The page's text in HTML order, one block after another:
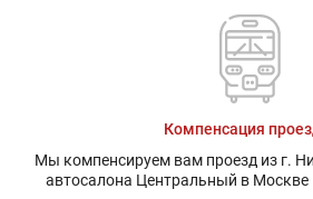
Компенсация
Мы компенсируем вам проезд из г.
автосалона Центральный в Москве